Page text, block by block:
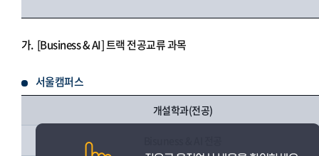
가. [Business & AI] 트랙 전공교류 과목
서울캠퍼스
개설학과(전공)